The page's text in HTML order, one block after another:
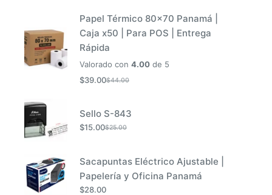
Papel Térmico 80x70 Panamá |
Caja x50 | Para POS | Entrega
Rápida
Valorado con 4.00de 5
$44.00
El
original
era:
$39.00
El
actual
es:
Sello S-843
$25.00
El
original
era:
$25.00.
$15.00
El
actual
es:
$15.00.
Sacapuntas Eléctrico Ajustable |
Papelería y Oficina Panamá
$28.00